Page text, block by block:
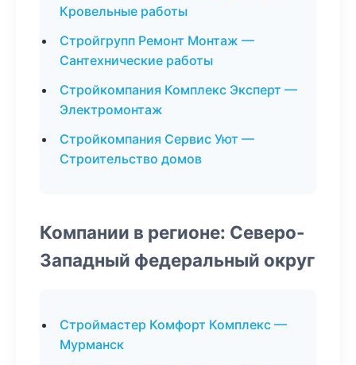
Кровельные работы
Стройгрупп Ремонт Монтаж —
Сантехнические работы
Стройкомпания Комплекс Эксперт —
Электромонтаж
Стройкомпания Сервис Уют —
Строительство домов
Компании в регионе: Северо-
Западный федеральный округ
Строймастер Комфорт Комплекс —
Мурманск